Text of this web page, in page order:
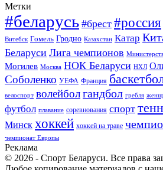
Метки
#беларусь #брест #россия
Витебск Гомель Гродно Казахстан Катар
Беларуси Лига чемпионов
Могилев Москва НОК Беларуси НХЛ
Соболенко УЕФА Франция
велоспорт волейболгандбол гребля
футбол плавание соревнования спорт
Минск хоккей хоккей на траве
чемпионат Европы
Реклама
© 2026 - Спорт Беларуси. Все права